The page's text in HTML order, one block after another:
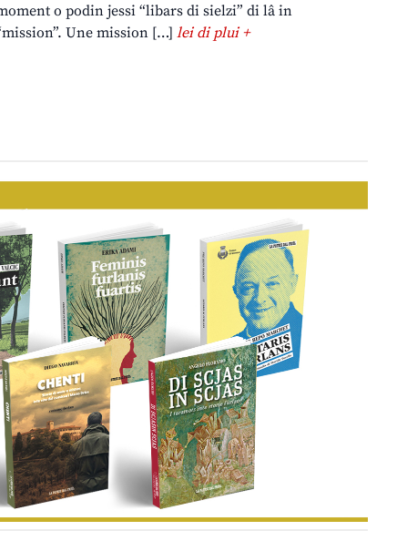
o podin jessi “libars di sielzi” di lâ in
Une mission […]lei di plui +